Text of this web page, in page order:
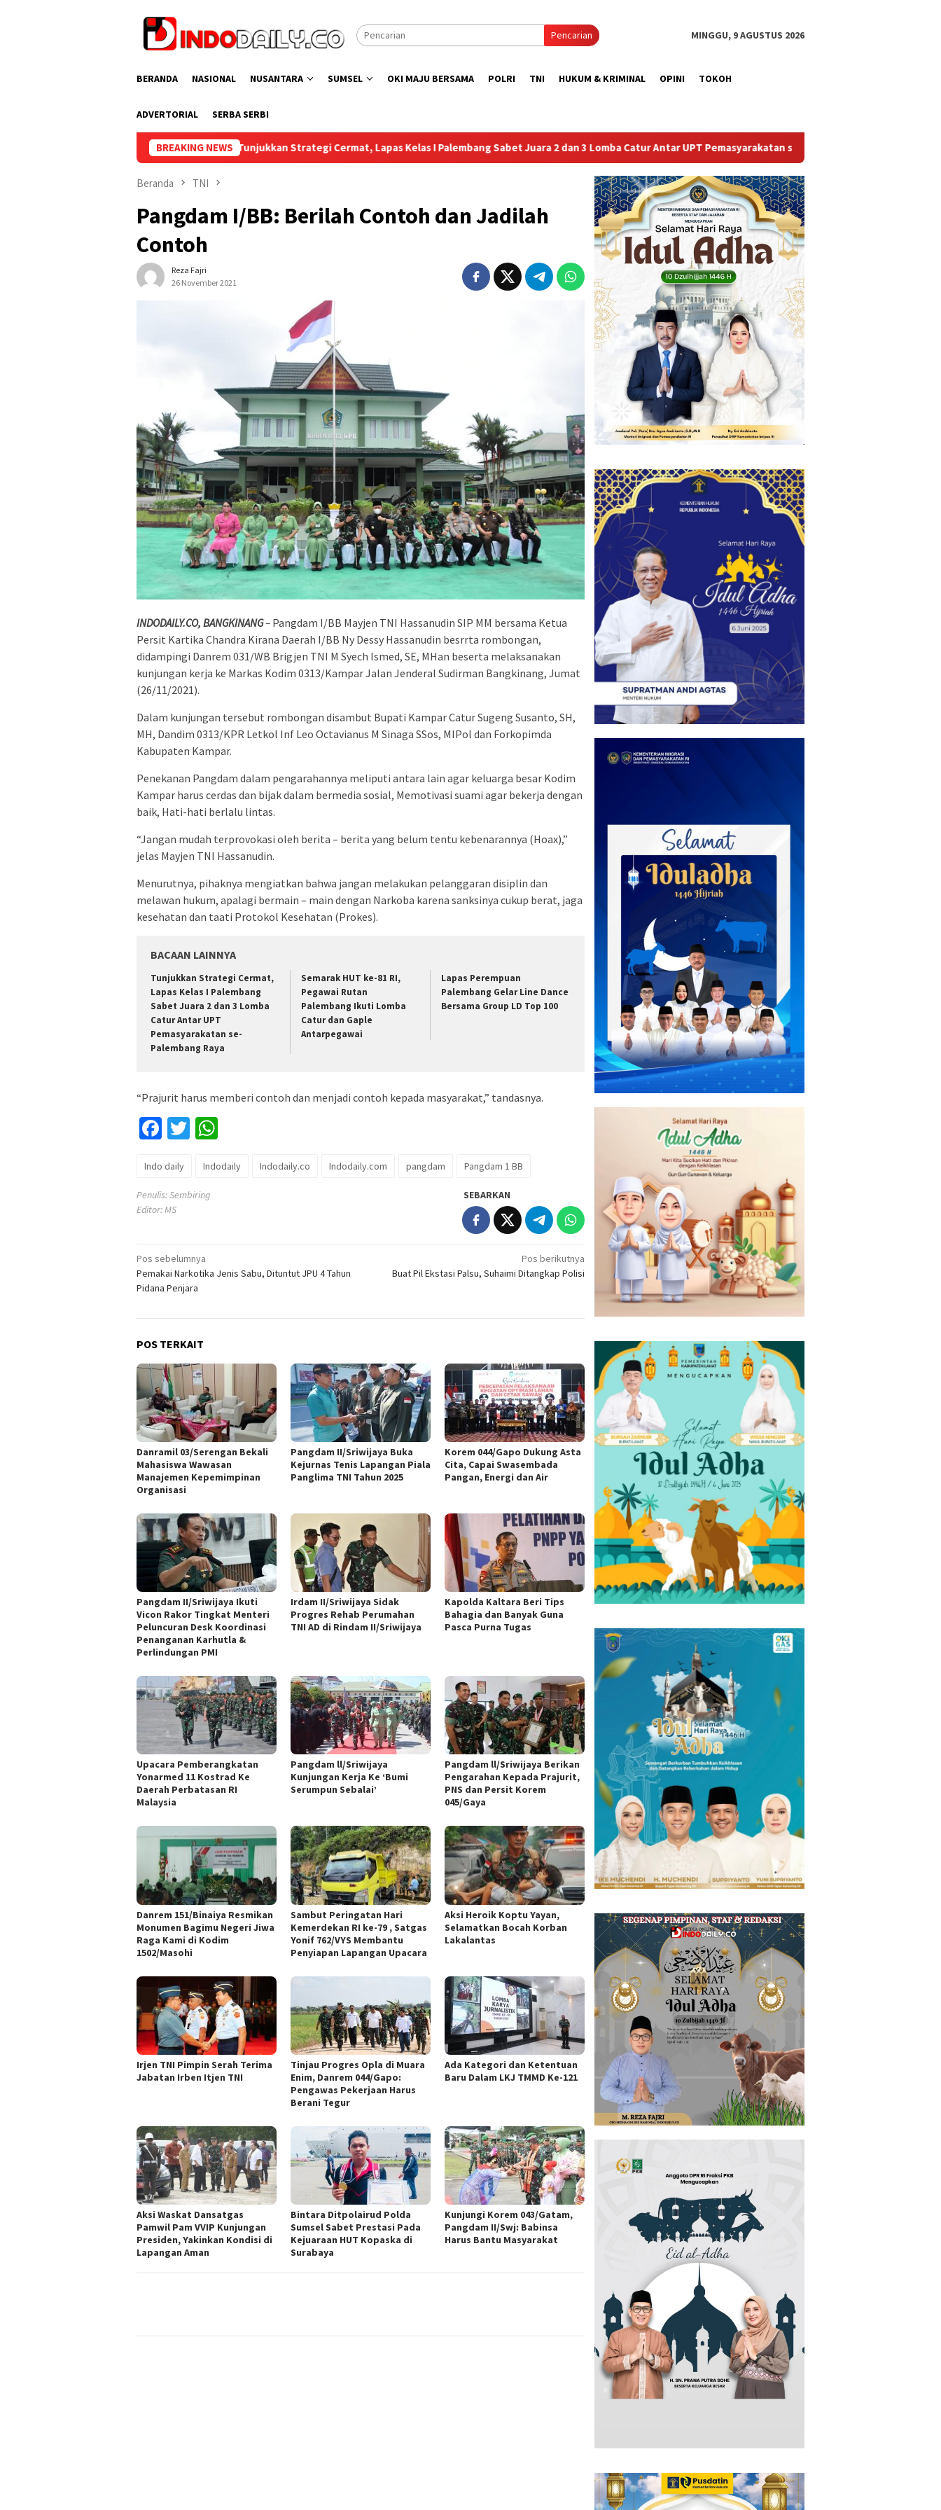
Pencarian MINGGU, 9 AGUSTUS 2026
BERANDA NASIONAL NUSANTARA SUMSEL OKI MAJU BERSAMA POLRI TNI HUKUM & KRIMINAL OPINI TOKOH
ADVERTORIAL SERBA SERBI
BREAKING NEWS
Tunjukkan Strategi Cermat, Lapas Kelas I Palembang Sabet Juara 2 dan 3 Lomba Catur Antar UPT Pemasyarakatan se-Palembang Raya
Beranda TNI
Pangdam I/BB: Berilah Contoh dan Jadilah
Contoh
Reza Fajri
26 November 2021
INDODAILY.CO, BANGKINANG– Pangdam I/BB Mayjen TNI Hassanudin SIP MM bersama Ketua
Persit Kartika Chandra Kirana Daerah I/BB Ny Dessy Hassanudin besrrta rombongan,
didampingi Danrem 031/WB Brigjen TNI M Syech Ismed, SE, MHan beserta melaksanakan
kunjungan kerja ke Markas Kodim 0313/Kampar Jalan Jenderal Sudirman Bangkinang, Jumat
(26/11/2021).
Dalam kunjungan tersebut rombongan disambut Bupati Kampar Catur Sugeng Susanto, SH,
MH, Dandim 0313/KPR Letkol Inf Leo Octavianus M Sinaga SSos, MIPol dan Forkopimda
Kabupaten Kampar.
Penekanan Pangdam dalam pengarahannya meliputi antara lain agar keluarga besar Kodim
Kampar harus cerdas dan bijak dalam bermedia sosial, Memotivasi suami agar bekerja dengan
baik, Hati-hati berlalu lintas.
“Jangan mudah terprovokasi oleh berita – berita yang belum tentu kebenarannya (Hoax),”
jelas Mayjen TNI Hassanudin.
Menurutnya, pihaknya mengiatkan bahwa jangan melakukan pelanggaran disiplin dan
melawan hukum, apalagi bermain – main dengan Narkoba karena sanksinya cukup berat, jaga
kesehatan dan taati Protokol Kesehatan (Prokes).
BACAAN LAINNYA
Tunjukkan Strategi Cermat,
Lapas Kelas I Palembang
Sabet Juara 2 dan 3 Lomba
Catur Antar UPT
Pemasyarakatan se-
Palembang Raya
Semarak HUT ke-81 RI,
Pegawai Rutan
Palembang Ikuti Lomba
Catur dan Gaple
Antarpegawai
Lapas Perempuan
Palembang Gelar Line Dance
Bersama Group LD Top 100
“Prajurit harus memberi contoh dan menjadi contoh kepada masyarakat,” tandasnya.
Facebook
Twitter
Indo daily Indodaily Indodaily.co Indodaily.com pangdam Pangdam 1 BB
Penulis: Sembiring
Editor: MS
SEBARKAN
Navigasi
pos
Pos sebelumnya
Pemakai Narkotika Jenis Sabu, Dituntut JPU 4 Tahun
Pidana Penjara
Pos berikutnya
Buat Pil Ekstasi Palsu, Suhaimi Ditangkap Polisi
POS TERKAIT
Danramil 03/Serengan Bekali
Mahasiswa Wawasan
Manajemen Kepemimpinan
Organisasi
Pangdam II/Sriwijaya Buka
Kejurnas Tenis Lapangan Piala
Panglima TNI Tahun 2025
Korem 044/Gapo Dukung Asta
Cita, Capai Swasembada
Pangan, Energi dan Air
Pangdam II/Sriwijaya Ikuti
Vicon Rakor Tingkat Menteri
Peluncuran Desk Koordinasi
Penanganan Karhutla &
Perlindungan PMI
Irdam II/Sriwijaya Sidak
Progres Rehab Perumahan
TNI AD di Rindam II/Sriwijaya
Kapolda Kaltara Beri Tips
Bahagia dan Banyak Guna
Pasca Purna Tugas
Upacara Pemberangkatan
Yonarmed 11 Kostrad Ke
Daerah Perbatasan RI
Malaysia
Pangdam ll/Sriwijaya
Kunjungan Kerja Ke ‘Bumi
Serumpun Sebalai’
Pangdam ll/Sriwijaya Berikan
Pengarahan Kepada Prajurit,
PNS dan Persit Korem
045/Gaya
Danrem 151/Binaiya Resmikan
Monumen Bagimu Negeri Jiwa
Raga Kami di Kodim
1502/Masohi
Sambut Peringatan Hari
Kemerdekan RI ke-79 , Satgas
Yonif 762/VYS Membantu
Penyiapan Lapangan Upacara
Aksi Heroik Koptu Yayan,
Selamatkan Bocah Korban
Lakalantas
Irjen TNI Pimpin Serah Terima
Jabatan Irben Itjen TNI
Tinjau Progres Opla di Muara
Enim, Danrem 044/Gapo:
Pengawas Pekerjaan Harus
Berani Tegur
Ada Kategori dan Ketentuan
Baru Dalam LKJ TMMD Ke-121
Aksi Waskat Dansatgas
Pamwil Pam VVIP Kunjungan
Presiden, Yakinkan Kondisi di
Lapangan Aman
Bintara Ditpolairud Polda
Sumsel Sabet Prestasi Pada
Kejuaraan HUT Kopaska di
Surabaya
Kunjungi Korem 043/Gatam,
Pangdam II/Swj: Babinsa
Harus Bantu Masyarakat